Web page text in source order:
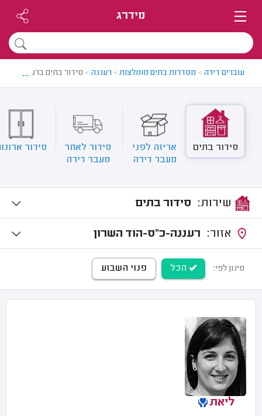
מידרג
עוברים דירה > מסדרות בתים מומלצות> רעננה > סידור בתים ברעננה
...
סידור בתים
אריזה לפני
מעבר דירה
סידור לאחר
מעבר דירה
סידור
סידור בתים
רעננה-כ"ס-הוד השרון
סינון לפי: הכל פנוי השבוע
ליאת